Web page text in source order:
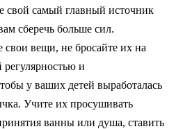
свой самый главный источник
сберечь больше сил.
свои вещи, не бросайте их на
регулярностью и
у ваших детей выработалась
Учите их просушивать
ванны или душа, ставить